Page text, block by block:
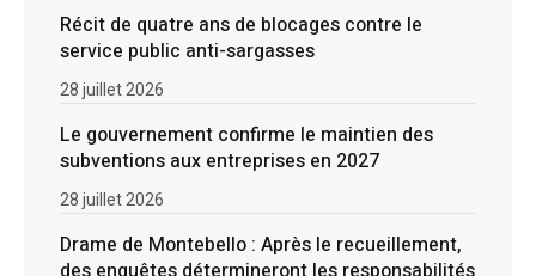
Récit de quatre ans de blocages contre le
service public anti-sargasses
28 juillet 2026
Le gouvernement confirme le maintien des
subventions aux entreprises en 2027
28 juillet 2026
Drame de Montebello : Après le recueillement,